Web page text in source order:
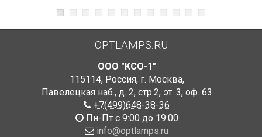
OPTLAMPS.RU
ООО "КСО-1"
115114, Россия, г. Москва,
Павелецкая наб., д. 2, стр.2, эт. 3, оф. 63
+7(499)648-38-36
Пн-Пт с 9:00 до 19:00
info@optlamps.ru